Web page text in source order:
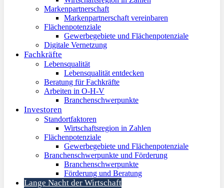
Markenpartnerschaft
Markenpartnerschaft vereinbaren
Flächenpotenziale
Gewerbegebiete und Flächenpotenziale
Digitale Vernetzung
Fachkräfte
Lebensqualität
Lebensqualität entdecken
Beratung für Fachkräfte
Arbeiten in O-H-V
Branchenschwerpunkte
Investoren
Standortfaktoren
Wirtschaftsregion in Zahlen
Flächenpotenziale
Gewerbegebiete und Flächenpotenziale
Branchenschwerpunkte und Förderung
Branchenschwerpunkte
Förderung und Beratung
Lange Nacht der Wirtschaft